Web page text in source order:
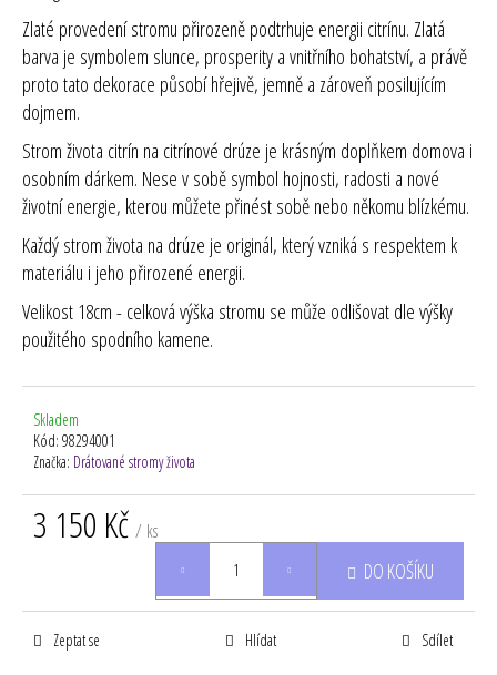
Zlaté provedení stromu přirozeně podtrhuje energii citrínu. Zlatá
barva je symbolem slunce, prosperity a vnitřního bohatství, a právě
proto tato dekorace působí hřejivě, jemně a zároveň posilujícím
dojmem.
Strom života citrín na citrínové drúze je krásným doplňkem domova i
osobním dárkem. Nese v sobě symbol hojnosti, radosti a nové
životní energie, kterou můžete přinést sobě nebo někomu blízkému.
Každý strom života na drúze je originál, který vzniká s respektem k
materiálu i jeho přirozené energii.
Velikost 18cm - celková výška stromu se může odlišovat dle výšky
použitého spodního kamene.
Skladem
Kód: 98294001
Značka: Drátované stromy života
3 150 Kč / ks
DO KOŠÍKU
Zeptat se Hlídat Sdílet